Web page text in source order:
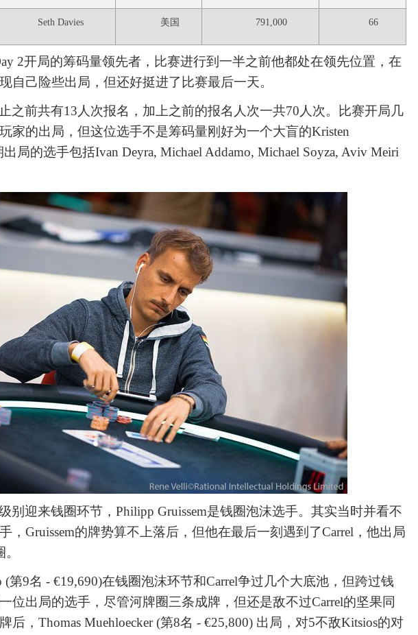
Seth Davies 美国 791,000 66
2开局的筹码量领先者，比赛进行到一半之前他都处在领先位置，在
自己险些出局，但还好挺进了比赛最后一天。
之前共有13人次报名，加上之前的报名人次一共70人次。比赛开局几
家的出局，但这位选手不是筹码量刚好为一个大盲的Kristen
局的选手包括Ivan Deyra, Michael Addamo, Michael Soyza, Aviv Meiri
别迎来钱圈环节， Philipp Gruissem是钱圈泡沫选手。其实当时并看不
，Gruissem的牌势算不上落后，但他在最后一刻遇到了Carrel，他出局
(第9名 - €19,690)在钱圈泡沫环节和Carrel争过几个大底池，但跨过钱
位出局的选手，尽管河牌圈三条成牌，但还是敌不过Carrel的坚果同
后，Thomas Muehloecker (第8名 - €25,800) 出局，对5不敌Kitsios的对